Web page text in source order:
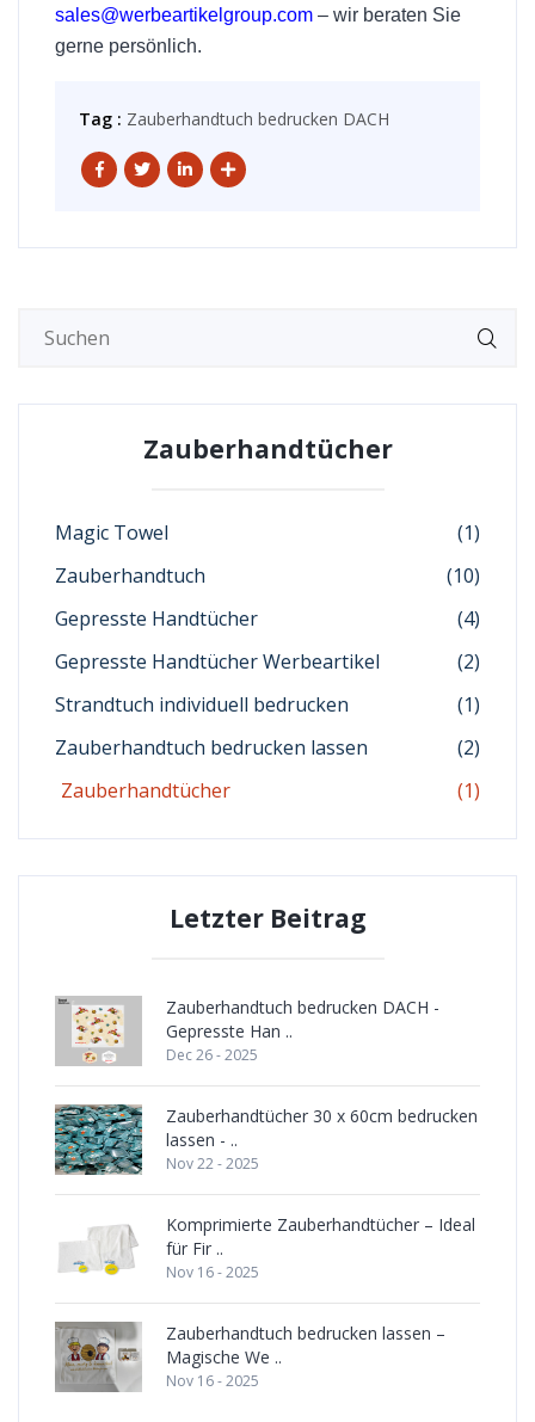
sales@werbeartikelgroup.com – wir beraten Sie
gerne persönlich.
Tag : Zauberhandtuch bedrucken DACH
Zauberhandtücher
Magic Towel
(1)
Zauberhandtuch
(10)
Gepresste Handtücher
(4)
Gepresste Handtücher Werbeartikel
(2)
Strandtuch individuell bedrucken
(1)
Zauberhandtuch bedrucken lassen
(2)
Zauberhandtücher
(1)
Letzter Beitrag
Zauberhandtuch bedrucken DACH -
Gepresste Han ..
Dec 26 - 2025
Zauberhandtücher 30 x 60cm bedrucken
lassen - ..
Nov 22 - 2025
Komprimierte Zauberhandtücher – Ideal
für Fir ..
Nov 16 - 2025
Zauberhandtuch bedrucken lassen –
Magische We ..
Nov 16 - 2025